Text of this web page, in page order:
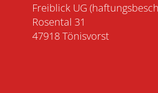
Freiblick UG
Rosental 31
47918 Tönisvorst